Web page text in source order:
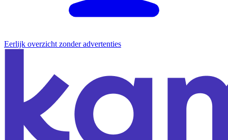
Eerlijk overzicht zonder advertenties